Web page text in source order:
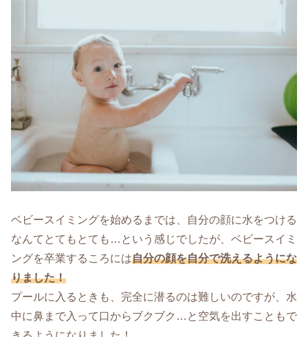
ベビースイミングを始めるまでは、自分の顔に水をつける
なんてとてもとても…という感じでしたが、ベビースイミ
ングを卒業するころには自分の顔を自分で洗えるようにな
りました！
プールに入るときも、完全に潜るのは難しいのですが、水
中に鼻まで入って口からブクブク…と空気を出すこともで